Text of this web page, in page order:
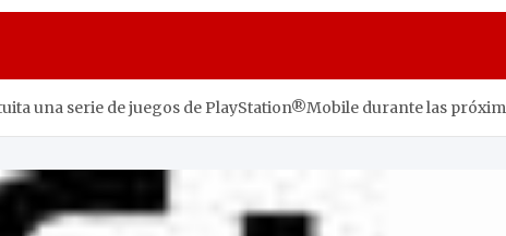
una serie de juegos de PlayStation®Mobile durante las